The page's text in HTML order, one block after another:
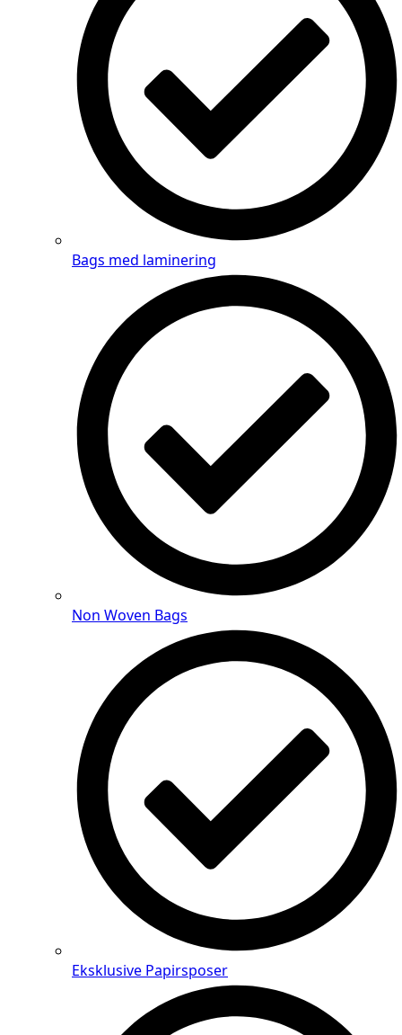
Bags med laminering
Non Woven Bags
Eksklusive Papirsposer